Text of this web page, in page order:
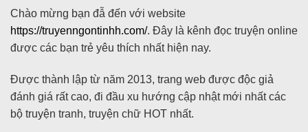
Chào mừng bạn đẫ đến với website
https://truyenngontinhh.com/. Đây là kênh đọc truyện online
được các bạn trẻ yêu thích nhất hiện nay.
Được thành lập từ năm 2013, trang web được độc giả
đánh giá rất cao, đi đầu xu hướng cập nhật mới nhất các
bộ truyện tranh, truyện chữ HOT nhất.